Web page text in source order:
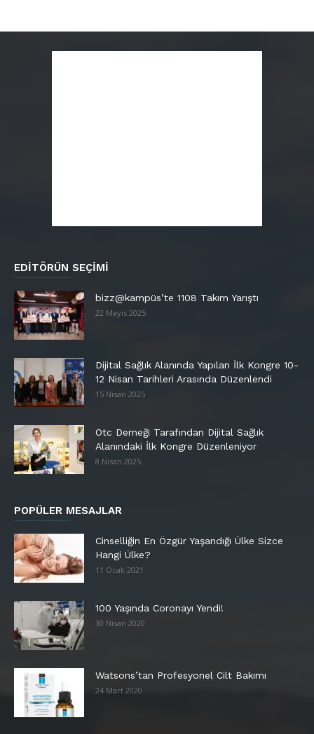
EDITÖRÜN SEÇIMI
bizz@kampüs’te 1108 Takım Yarıştı
22 Mayıs 2025
Dijital Sağlık Alanında Yapılan İlk Kongre 10-
12 Nisan Tarihleri Arasında Düzenlendi
15 Nisan 2025
Otc Derneği Tarafından Dijital Sağlık
Alanındaki İlk Kongre Düzenleniyor
8 Nisan 2025
POPÜLER MESAJLAR
Cinselliğin En Özgür Yaşandığı Ülke Sizce
Hangi Ülke?
11 Ocak 2021
100 Yaşında Coronayı Yendi!
30 Nisan 2020
Watsons’tan Profesyonel Cilt Bakımı
24 Mart 2020